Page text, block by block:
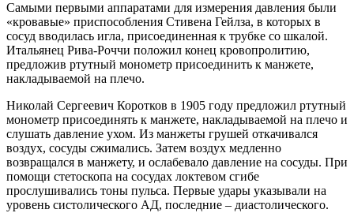
Самыми первыми аппаратами для измерения давления были
«кровавые» приспособления Стивена Гейлза, в которых в
сосуд вводилась игла, присоединенная к трубке со шкалой.
Итальянец Рива-Роччи положил конец кровопролитию,
предложив ртутный монометр присоединить к манжете,
накладываемой на плечо.
Николай Сергеевич Коротков в 1905 году предложил ртутный
монометр присоединять к манжете, накладываемой на плечо и
слушать давление ухом. Из манжеты грушей откачивался
воздух, сосуды сжимались. Затем воздух медленно
возвращался в манжету, и ослабевало давление на сосуды. При
помощи стетоскопа на сосудах локтевом сгибе
прослушивались тоны пульса. Первые удары указывали на
уровень систолического АД, последние – диастолического.